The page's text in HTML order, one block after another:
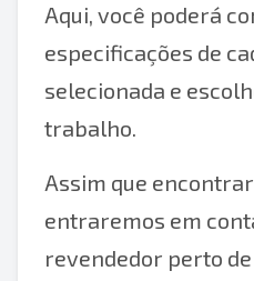
Aqui, você poderá
especificações de
selecionada e
trabalho.
Assim que
entraremos em
revendedor perto